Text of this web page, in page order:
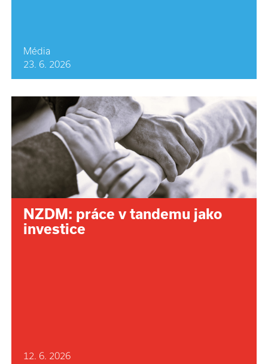
Média
23. 6. 2026
NZDM: práce v tandemu jako
investice
12. 6. 2026